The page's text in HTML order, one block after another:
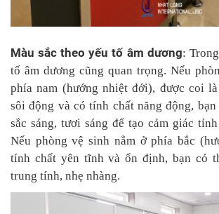
Màu sắc theo yếu tố âm dương:
tố âm dương cũng quan trọng. Nếu
phía nam (hướng nhiệt đới), được coi
sôi động và có tính chất năng động,
sắc sáng, tươi sáng để tạo cảm giác
Nếu phòng vệ sinh nằm ở phía bắc
tính chất yên tĩnh và ổn định, bạn có
trung tính, nhẹ nhàng.